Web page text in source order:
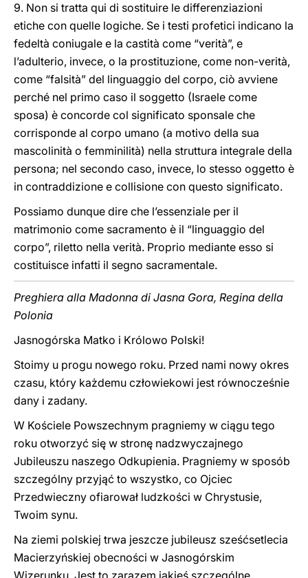
9. Non si tratta qui di sostituire le differenziazioni
etiche con quelle logiche. Se i testi profetici indicano la
fedeltà coniugale e la castità come “verità”, e
l’adulterio, invece, o la prostituzione, come non-verità,
come “falsità” del linguaggio del corpo, ciò avviene
perché nel primo caso il soggetto (Israele come
sposa) è concorde col significato sponsale che
corrisponde al corpo umano (a motivo della sua
mascolinità o femminilità) nella struttura integrale della
persona; nel secondo caso, invece, lo stesso oggetto è
in contraddizione e collisione con questo significato.
Possiamo dunque dire che l’essenziale per il
matrimonio come sacramento è il “linguaggio del
corpo”, riletto nella verità. Proprio mediante esso si
costituisce infatti il segno sacramentale.
Preghiera alla Madonna di Jasna Gora, Regina della
Polonia
Jasnogórska Matko i Królowo Polski!
Stoimy u progu nowego roku. Przed nami nowy okres
czasu, który każdemu człowiekowi jest równocześnie
dany i zadany.
W Kościele Powszechnym pragniemy w ciągu tego
roku otworzyć się w stronę nadzwyczajnego
Jubileuszu naszego Odkupienia. Pragniemy w sposób
szczególny przyjąć to wszystko, co Ojciec
Przedwieczny ofiarował ludzkości w Chrystusie,
Twoim synu.
Na ziemi polskiej trwa jeszcze jubileusz sześćsetlecia
Macierzyńskiej obecności w Jasnogórskim
Wizerunku. Jest to zarazem jakieś szczególne